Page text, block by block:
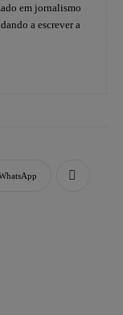
em jornalismo
a escrever a